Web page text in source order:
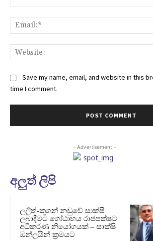
Save my name, email, and website in this
time I comment.
- Advertisement -
අලුත් ලිපි
ලලිත්-කූගන් නඩුවේ සාක්ෂි
ලබාදීමට ගෝඨාභය රාජපක්ෂට
අධිකරණ නියෝගයක් – සාක්ෂි
ඔන්ලයින් ක්‍රමයට